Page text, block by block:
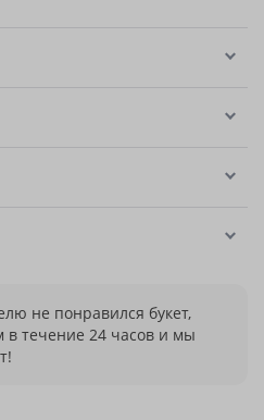
не понравился букет,
в течение 24 часов и мы